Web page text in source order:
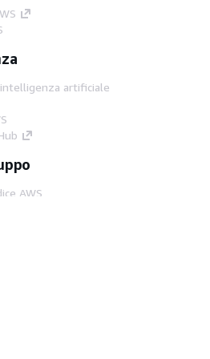
artificiale
AWS